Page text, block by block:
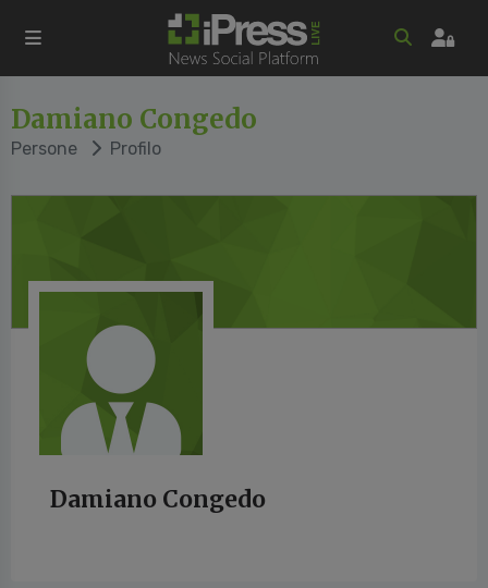
Damiano Congedo
Persone Profilo
Damiano Congedo